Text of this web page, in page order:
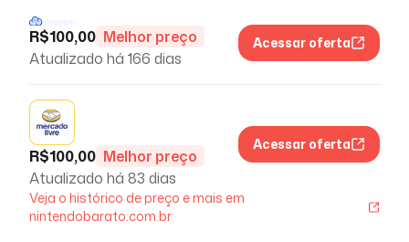
R$100,00 Melhor preço
Atualizado há 166 dias
Acessar oferta
R$100,00 Melhor preço
Atualizado há 83 dias
Acessar oferta
Veja o histórico de preço e mais em
nintendobarato.com.br